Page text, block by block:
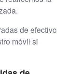
de efectivo
móvil si